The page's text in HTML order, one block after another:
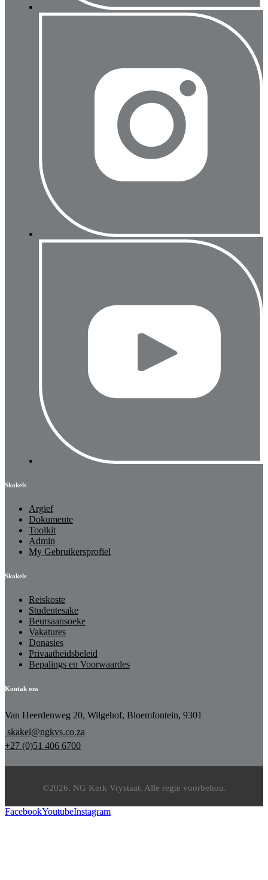
Skakels
Argief
Dokumente
Toolkit
Admin
My Gebruikersprofiel
Skakels
Reiskoste
Studentesake
Beursaansoeke
Vakatures
Donasies
Privaatheidsbeleid
Bepalings en Voorwaardes
Kontak ons
Van Heerdenweg 20, Wilgehof, Bloemfontein, 9301
skakel@ngkvs.co.za
+27 (0)51 406 6700
©2026. NG Kerk Vrystaat. Alle regte voorbehou.
FacebookYoutubeInstagram